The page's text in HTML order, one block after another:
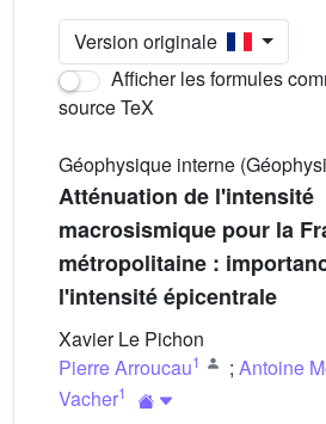
Version originale
Afficher les formules
source TeX
Géophysique interne
Atténuation de l'intensité
macrosismique pour la
métropolitaine :
l'intensité épicentrale
Xavier Le Pichon
Pierre Arroucau1 ; Antoine
Vacher1